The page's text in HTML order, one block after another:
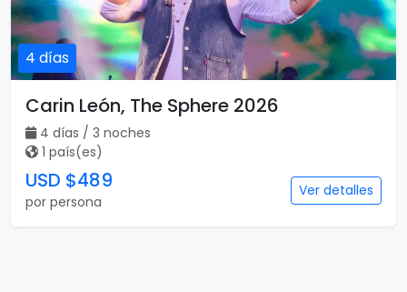
4 días
Carin León, The Sphere 2026
4 días / 3 noches
1 país(es)
USD $489
por persona
Ver detalles